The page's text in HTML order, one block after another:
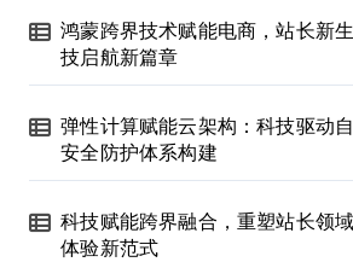
鸿蒙跨界技术赋能电商，站长新
技启航新篇章
弹性计算赋能云架构：科技驱动
安全防护体系构建
科技赋能跨界融合，重塑站长领
体验新范式